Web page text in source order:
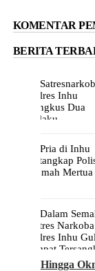
KOMENTAR
BERITA
Hingga